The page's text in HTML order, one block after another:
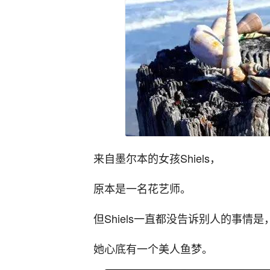
来自墨尔本的女孩Shiels，
原本是一名花艺师。
但Shiels一直都没告诉别人的事情是
她心底有一个美人鱼梦。